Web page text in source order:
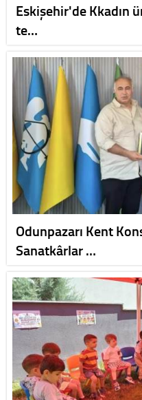
Eskişehir'de Kkadın
te…
Odunpazarı Kent
Sanatkârlar …